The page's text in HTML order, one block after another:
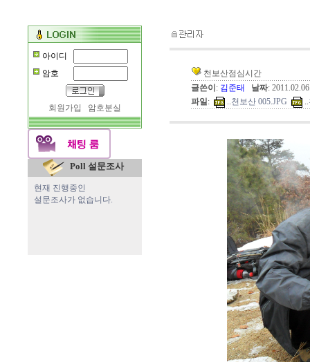
아이디
암호
회원가입 암호분실
Poll 설문조사
현재 진행중인
설문조사가 없습니다.
천보산점심시간
글쓴이 : 김준태 날짜:
파일: ..천보산 005.JPG ..